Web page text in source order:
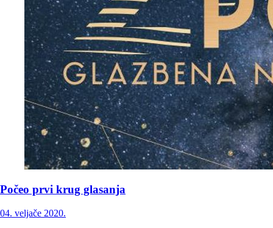
Počeo prvi krug glasanja
04. veljače 2020.